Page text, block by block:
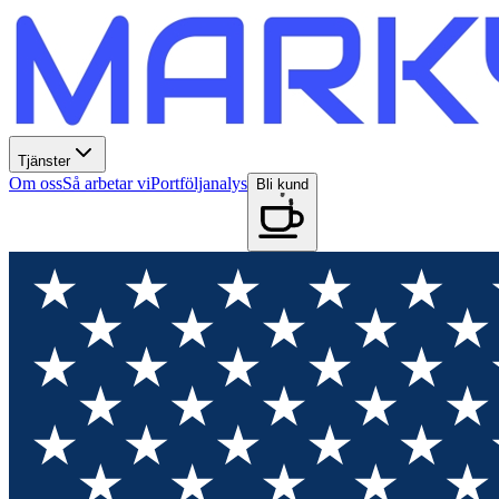
Tjänster
Om ossSå arbetar viPortföljanalys Bli kund